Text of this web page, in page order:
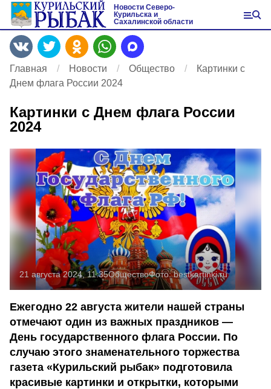
Новости Северо-
Курильска и
Сахалинской области
Главная Новости Общество
Картинки с
Днем флага России 2024
Картинки с Днем флага России
2024
21 августа 2024, 11:35ОбществоФото:bestkartinki.ru
Ежегодно 22 августа жители нашей страны
отмечают один из важных праздников —
День государственного флага России. По
случаю этого знаменательного торжества
газета «Курильский рыбак» подготовила
красивые картинки и открытки, которыми